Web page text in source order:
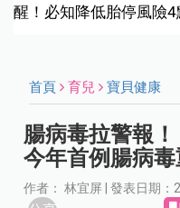
醒！必知降低胎停風險4
首頁 育兒 寶貝健康
腸病毒拉警報
今年首例腸病
作者： 林宜屏 | 發表日期：